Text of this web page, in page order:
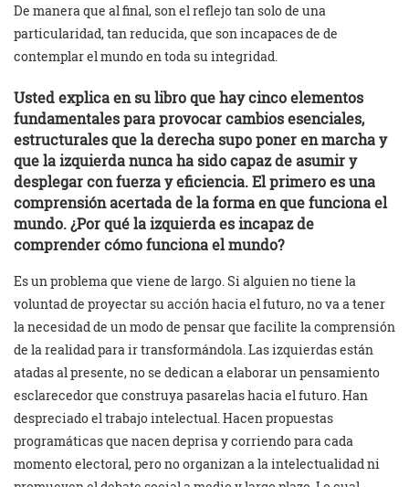
De manera que al final, son el reflejo tan solo de una
particularidad, tan reducida, que son incapaces de de
contemplar el mundo en toda su integridad.
Usted explica en su libro que hay cinco elementos
fundamentales para provocar cambios esenciales,
estructurales que la derecha supo poner en marcha y
que la izquierda nunca ha sido capaz de asumir y
desplegar con fuerza y eficiencia. El primero es una
comprensión acertada de la forma en que funciona el
mundo. ¿Por qué la izquierda es incapaz de
comprender cómo funciona el mundo?
Es un problema que viene de largo. Si alguien no tiene la
voluntad de proyectar su acción hacia el futuro, no va a tener
la necesidad de un modo de pensar que facilite la comprensión
de la realidad para ir transformándola. Las izquierdas están
atadas al presente, no se dedican a elaborar un pensamiento
esclarecedor que construya pasarelas hacia el futuro. Han
despreciado el trabajo intelectual. Hacen propuestas
programáticas que nacen deprisa y corriendo para cada
momento electoral, pero no organizan a la intelectualidad ni